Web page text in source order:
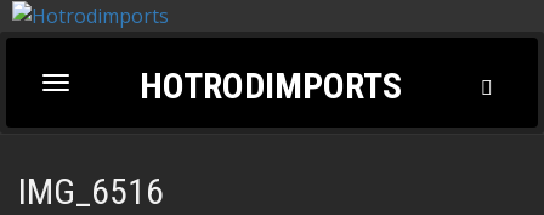
Toggle
navigation
HOTRODIMPORTS
IMG_6516